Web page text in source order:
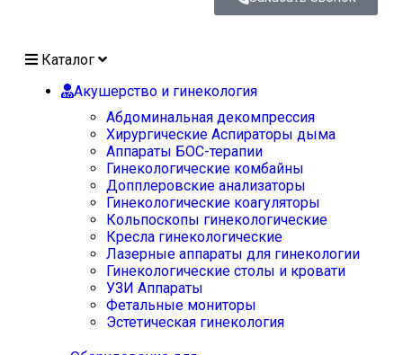
Каталог
Акушерство и гинекология
Абдоминальная декомпрессия
Хирургические Аспираторы дыма
Аппараты БОС-терапии
Гинекологические комбайны
Допплеровские анализаторы
Гинекологические коагуляторы
Кольпоскопы гинекологические
Кресла гинекологические
Лазерные аппараты для гинекологии
Гинекологические столы и кровати
УЗИ Аппараты
Фетальные мониторы
Эстетическая гинекология